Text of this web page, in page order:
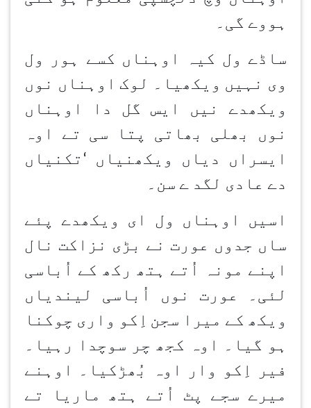
ہووے گی۔
ساڈے ول کیہ اوہناں کسے ہور ول
وی نہیں ویکھیا۔ لوک اوہناں نوں
ویکھدے نیں ایس گل دا اوہناں
نوں بھلی بھاتی پتا سی تے اوہ
ایسراں دیاں ویکھنیاں ‘ تکنیاں
دے عادی لگد ے سن۔
اسیں اوہناں ول ای ویکھدے پئے
ساں جدوں عورت نے بڑی نزاکت نال
اپنے مونہ اُتے ہتھ رکھ کے اُباسی
لئی۔ عورت نوں اُباسی لیندیاں
ویکھ کے میرا سجن اِکو واری چوکنا
ہو گیا۔ اوہ کجھ چر سوچدا رہیا۔
فیر اِکو وار اوہ بُھڑکیا۔ اوہنے
میرے سجے پٹ اُتے ہتھ ماریا تے